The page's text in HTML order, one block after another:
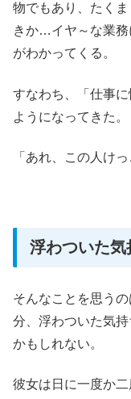
物でもあり、たく
きか…イヤ～な業務
がわかってくる。
すなわち、「仕事
ようになってきた。
「あれ、この人け
浮わついた
そんなことを思う
分、浮わついた気
かもしれない。
彼女は日に一度か